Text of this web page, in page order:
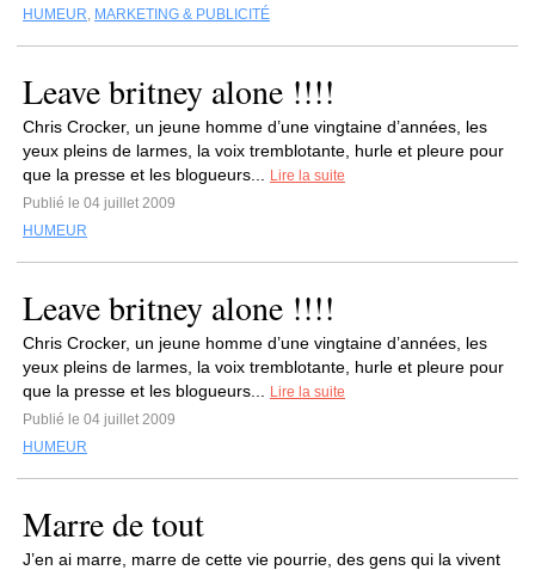
HUMEUR, MARKETING & PUBLICITÉ
Leave britney alone !!!!
Chris Crocker, un jeune homme d’une vingtaine d’années, les
yeux pleins de larmes, la voix tremblotante, hurle et pleure pour
que la presse et les blogueurs...
Lire la suite
Publié le 04 juillet 2009
HUMEUR
Leave britney alone !!!!
Chris Crocker, un jeune homme d’une vingtaine d’années, les
yeux pleins de larmes, la voix tremblotante, hurle et pleure pour
que la presse et les blogueurs...
Lire la suite
Publié le 04 juillet 2009
HUMEUR
Marre de tout
J’en ai marre, marre de cette vie pourrie, des gens qui la vivent